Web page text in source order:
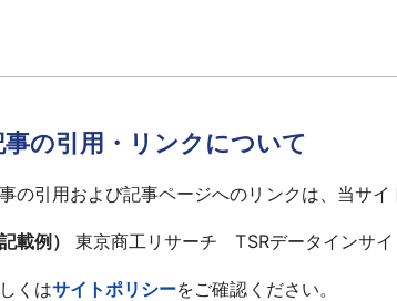
事の引用・リンクについて
の引用および記事ページへのリンクは、当サ
記載例） 東京商工リサーチ TSRデータインサ
くはサイトポリシーをご確認ください。